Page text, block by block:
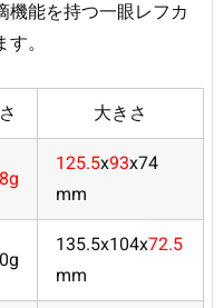
機能を持つ一眼レフカ
。
大きさ
125.5x93x74
mm
135.5x104x72.5
mm